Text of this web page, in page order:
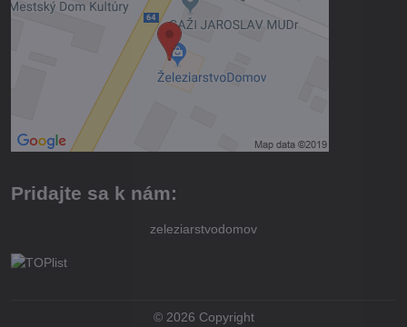
Pridajte sa k nám:
zeleziarstvodomov
© 2026 Copyright